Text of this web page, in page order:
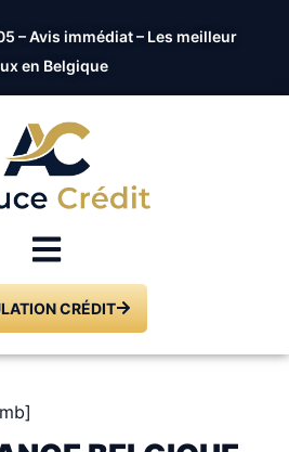
– Avis immédiat – Les meilleur
en Belgique
CRÉDIT